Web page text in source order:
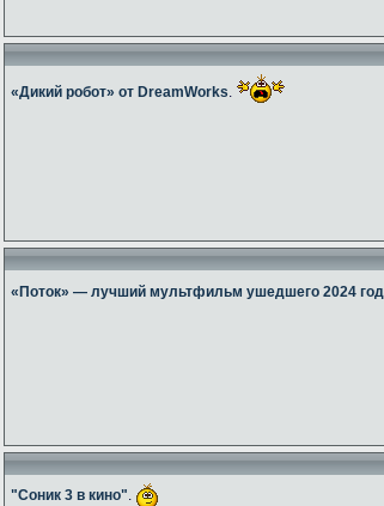
«Дикий робот» от DreamWorks.
«Поток» — лучший мультфильм ушедшего 2024
"Соник 3 в кино".